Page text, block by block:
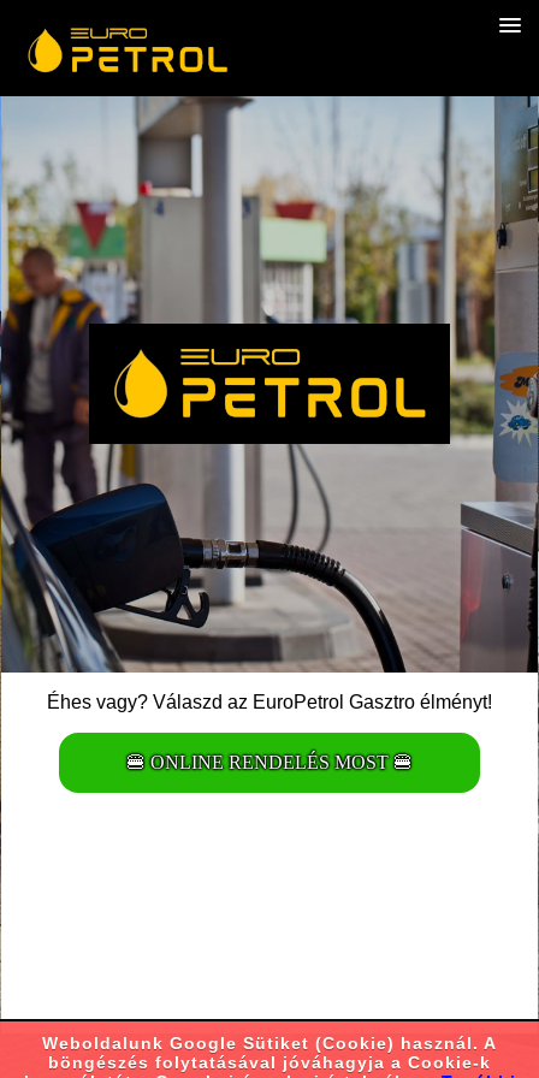
Éhes vagy? Válaszd az EuroPetrol Gasztro élményt!
🍔 ONLINE RENDELÉS MOST 🍔
Weboldalunk Google Sütiket (Cookie) használ. A
böngészés folytatásával jóváhagyja a Cookie-k